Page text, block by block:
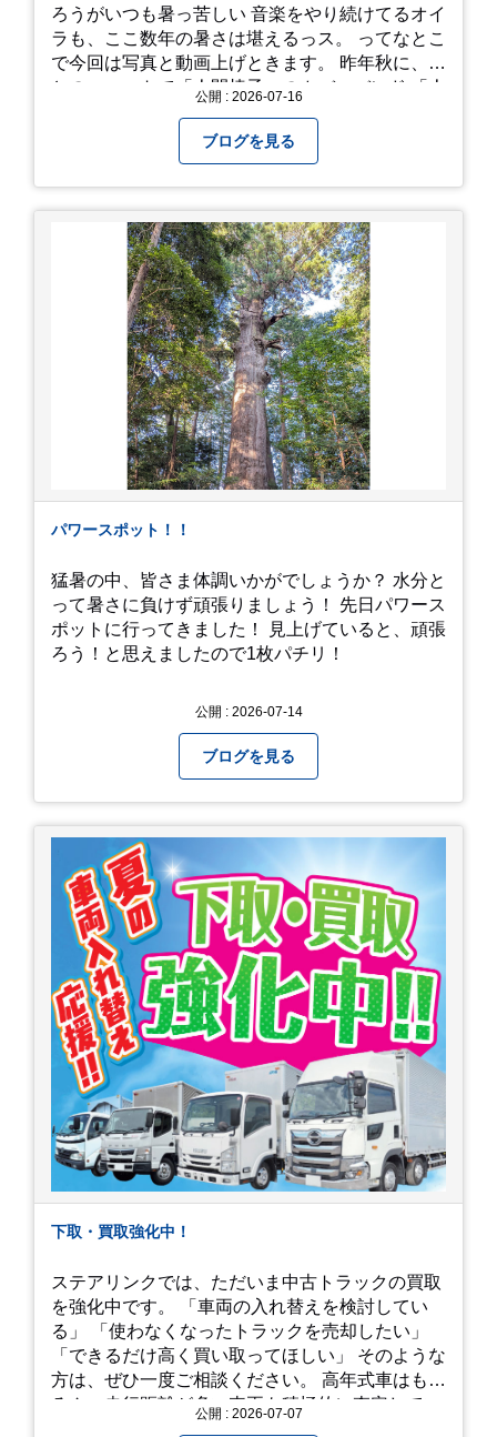
ろうがいつも暑っ苦しい 音楽をやり続けてるオイ
ラも、ここ数年の暑さは堪えるっス。 ってなとこ
で今回は写真と動画上げときます。 昨年秋に、娘
とのユニットで「人間椅子」のカバーバンド 「人
画にしており、娘のファンからもアップしてくれ
ッ！」とされているので ここだけの公開としま
す。 非常に暑苦しいのでご観覧される方は、ご注
意くださいませ。 では、熱中症に気を付けて、お
過ごしください。
https://youtu.be/QWVP8qzpsUE
公開 : 2026-07-16
ブログを見る
パワースポット！！
猛暑の中、皆さま体調いかがでしょうか？ 水分と
って暑さに負けず頑張りましょう！ 先日パワース
ポットに行ってきました！ 見上げていると、頑張
ろう！と思えましたので1枚パチリ！
公開 : 2026-07-14
ブログを見る
下取・買取強化中！
ステアリンクでは、ただいま中古トラックの買取
を強化中です。 「車両の入れ替えを検討してい
る」 「使わなくなったトラックを売却したい」
「できるだけ高く買い取ってほしい」 そのような
方は、ぜひ一度ご相談ください。 高年式車はもち
ろん、走行距離が多い車両も積極的に査定してい
公開 : 2026-07-07